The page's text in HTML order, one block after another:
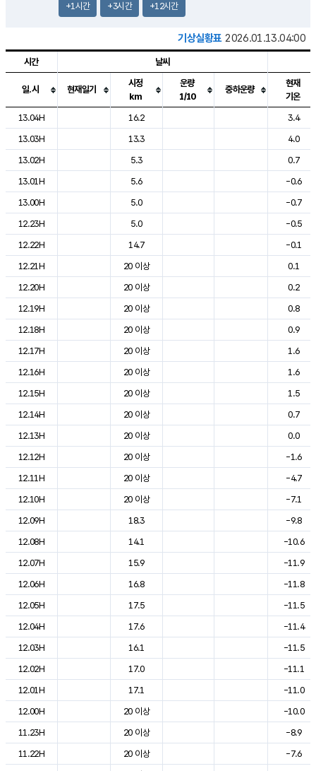
+1시간 +3시간 +12시간
기상실황표 2026.01.13.04:00
도시별 기상실황표로 지점, 날씨, 기온, 강수, 바람, 기압등을 안내한 표입
시간 날씨
일.시 현재일기
시정
km
운량
1/10
중하운량
현재
기온
13.04H
16.2
3.4
13.03H
13.3
4.0
13.02H
5.3
0.7
13.01H
5.6
-0.6
13.00H
5.0
-0.7
12.23H
5.0
-0.5
12.22H
14.7
-0.1
12.21H
20 이상
0.1
12.20H
20 이상
0.2
12.19H
20 이상
0.8
12.18H
20 이상
0.9
12.17H
20 이상
1.6
12.16H
20 이상
1.6
12.15H
20 이상
1.5
12.14H
20 이상
0.7
12.13H
20 이상
0.0
12.12H
20 이상
-1.6
12.11H
20 이상
-4.7
12.10H
20 이상
-7.1
12.09H
18.3
-9.8
12.08H
14.1
-10.6
12.07H
15.9
-11.9
12.06H
16.8
-11.8
12.05H
17.5
-11.5
12.04H
17.6
-11.4
12.03H
16.1
-11.5
12.02H
17.0
-11.1
12.01H
17.1
-11.0
12.00H
20 이상
-10.0
11.23H
20 이상
-8.9
11.22H
20 이상
-7.6